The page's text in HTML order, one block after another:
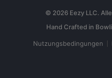
© 2026 Eezy LLC.
Nutzungsbedingungen